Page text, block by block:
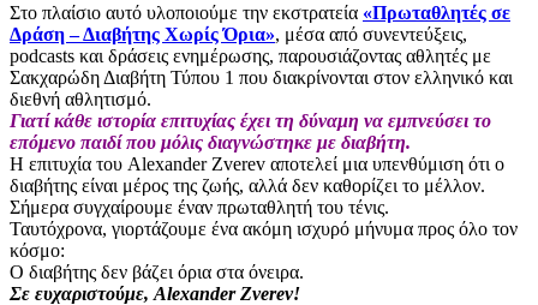
Στο πλαίσιο αυτό υλοποιούμε την εκστρατεία «Πρωταθλητές σε
Δράση – Διαβήτης Χωρίς Όρια», μέσα από συνεντεύξεις,
podcasts και δράσεις ενημέρωσης, παρουσιάζοντας αθλητές με
Σακχαρώδη Διαβήτη Τύπου 1 που διακρίνονται στον ελληνικό και
διεθνή αθλητισμό.
Γιατί κάθε ιστορία επιτυχίας έχει τη δύναμη να εμπνεύσει το
επόμενο παιδί που μόλις διαγνώστηκε με διαβήτη.
Η επιτυχία του Alexander Zverev αποτελεί μια υπενθύμιση ότι ο
διαβήτης είναι μέρος της ζωής, αλλά δεν καθορίζει το μέλλον.
Σήμερα συγχαίρουμε έναν πρωταθλητή του τένις.
Ταυτόχρονα, γιορτάζουμε ένα ακόμη ισχυρό μήνυμα προς όλο τον
κόσμο:
Ο διαβήτης δεν βάζει όρια στα όνειρα.
Σε ευχαριστούμε, Alexander Zverev!